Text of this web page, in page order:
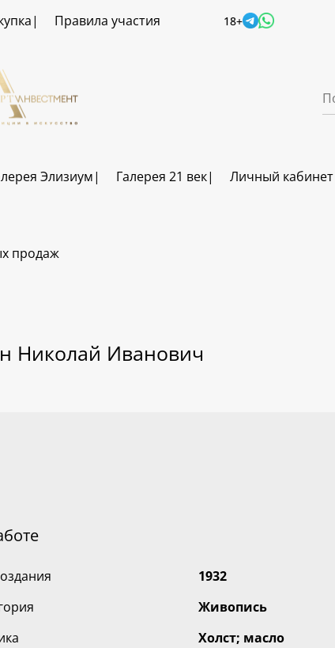
Правила участия 18+
Элизиум Галерея 21 век Личный кабинет
продаж
Николай Иванович
1932
Живопись
Холст; масло